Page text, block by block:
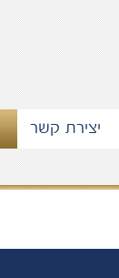
יצירת קשר